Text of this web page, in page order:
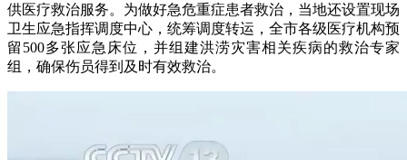
供医疗救治服务。为做好急危重症患者救治，当地还设置现场
卫生应急指挥调度中心，统筹调度转运，全市各级医疗机构预
留500多张应急床位，并组建洪涝灾害相关疾病的救治专家
组，确保伤员得到及时有效救治。